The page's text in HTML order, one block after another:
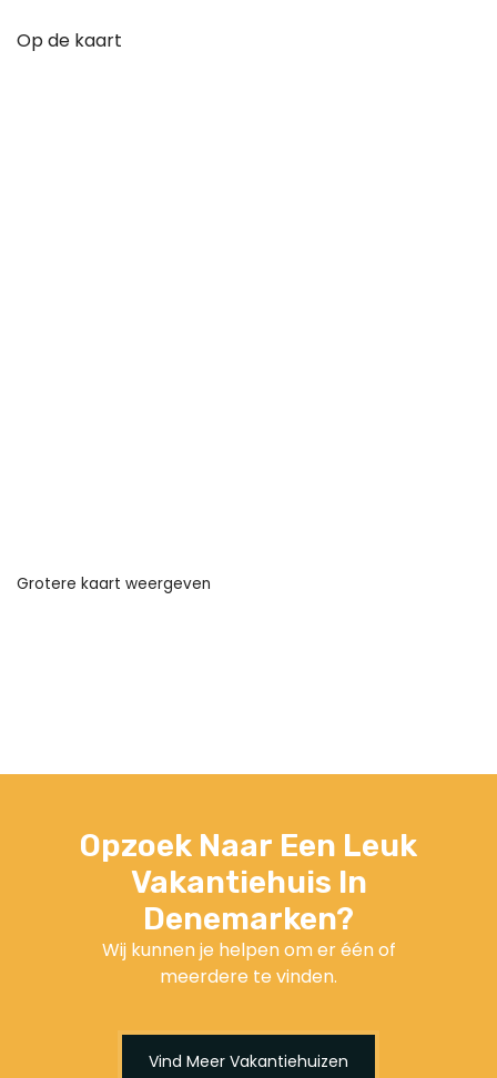
Op de kaart
Grotere kaart weergeven
Opzoek Naar Een Leuk
Vakantiehuis In
Denemarken?
Wij kunnen je helpen om er één of
meerdere te vinden.
Vind Meer Vakantiehuizen